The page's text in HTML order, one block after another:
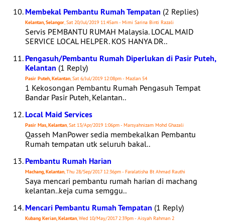
Membekal Pembantu Rumah Tempatan (2 Replies)
Kelantan, Selangor, Sat 20/Jul/2019 11:45am - Mimi Sarina Binti Razali
Servis PEMBANTU RUMAH Malaysia. LOCAL MAID
SERVICE LOCAL HELPER. KOS HANYA DR..
Pengasuh/Pembantu Rumah Diperlukan di Pasir Puteh,
Kelantan (1 Reply)
Pasir Puteh, Kelantan, Sat 6/Jul/2019 12:08pm - Mazlan 54
1 Kekosongan Pembantu Rumah Pengasuh Tempat
Bandar Pasir Puteh, Kelantan..
Local Maid Services
Pasir Mas, Kelantan, Sat 13/Apr/2019 1:06pm - Marsyahnizam Mohd Ghazali
Qasseh ManPower sedia membekalkan Pembantu
Rumah tempatan utk seluruh bakal..
Pembantu Rumah Harian
Machang, Kelantan, Thu 28/Sep/2017 12:36pm - Faralatisha Bt Ahmad Rauthi
Saya mencari pembantu rumah harian di machang
kelantan..keja cuma semggu..
Mencari Pembantu Rumah Tempatan (1 Reply)
Kubang Kerian, Kelantan, Wed 10/May/2017 2:39pm - Aisyah Rahman 2